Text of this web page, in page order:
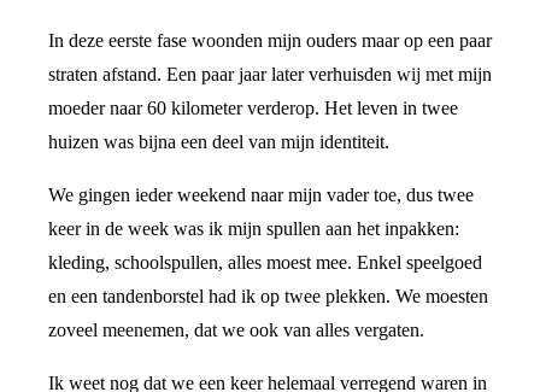
In deze eerste fase woonden mijn ouders maar op een paar
straten afstand. Een paar jaar later verhuisden wij met mijn
moeder naar 60 kilometer verderop. Het leven in twee
huizen was bijna een deel van mijn identiteit.
We gingen ieder weekend naar mijn vader toe, dus twee
keer in de week was ik mijn spullen aan het inpakken:
kleding, schoolspullen, alles moest mee. Enkel speelgoed
en een tandenborstel had ik op twee plekken. We moesten
zoveel meenemen, dat we ook van alles vergaten.
Ik weet nog dat we een keer helemaal verregend waren in